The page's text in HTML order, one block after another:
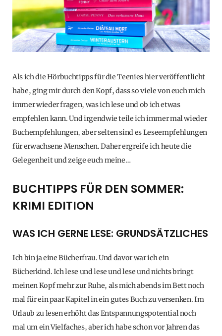
Als ich die Hörbuchtipps für die Teenies hier veröffentlicht
habe, ging mir durch den Kopf, dass so viele von euch mich
immer wieder fragen, was ich lese und ob ich etwas
empfehlen kann. Und irgendwie teile ich immer mal wieder
Buchempfehlungen, aber selten sind es Leseempfehlungen
für erwachsene Menschen. Daher ergreife ich heute die
Gelegenheit und zeige euch meine…
BUCHTIPPS FÜR DEN SOMMER:
KRIMI EDITION
WAS ICH GERNE LESE: GRUNDSÄTZLICHES
Ich bin ja eine Bücherfrau. Und davor war ich ein
Bücherkind. Ich lese und lese und lese und nichts bringt
meinen Kopf mehr zur Ruhe, als mich abends im Bett noch
mal für ein paar Kapitel in ein gutes Buch zu versenken. Im
Urlaub zu lesen erhöht das Entspannungspotential noch
mal um ein Vielfaches, aber ich habe schon vor Jahren das